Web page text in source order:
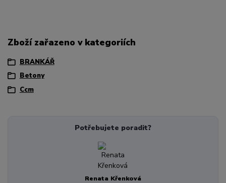
Zboží zařazeno v kategoriích
BRANKÁŘ
Betony
Ccm
Potřebujete poradit?
Renata Křenková